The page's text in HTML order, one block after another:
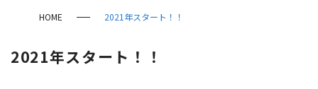
HOME 2021年スタート！！
2021年スタート！！